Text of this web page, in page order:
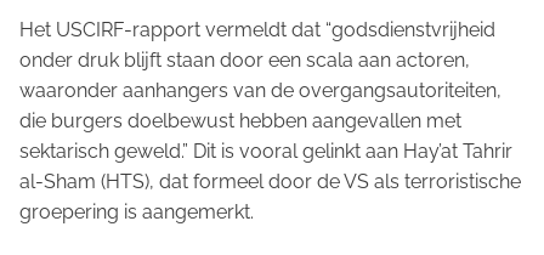
Het USCIRF-rapport vermeldt dat “godsdienstvrijheid
onder druk blijft staan door een scala aan actoren,
waaronder aanhangers van de overgangsautoriteiten,
die burgers doelbewust hebben aangevallen met
sektarisch geweld.” Dit is vooral gelinkt aan Hay’at Tahrir
al-Sham (HTS), dat formeel door de VS als terroristische
groepering is aangemerkt.